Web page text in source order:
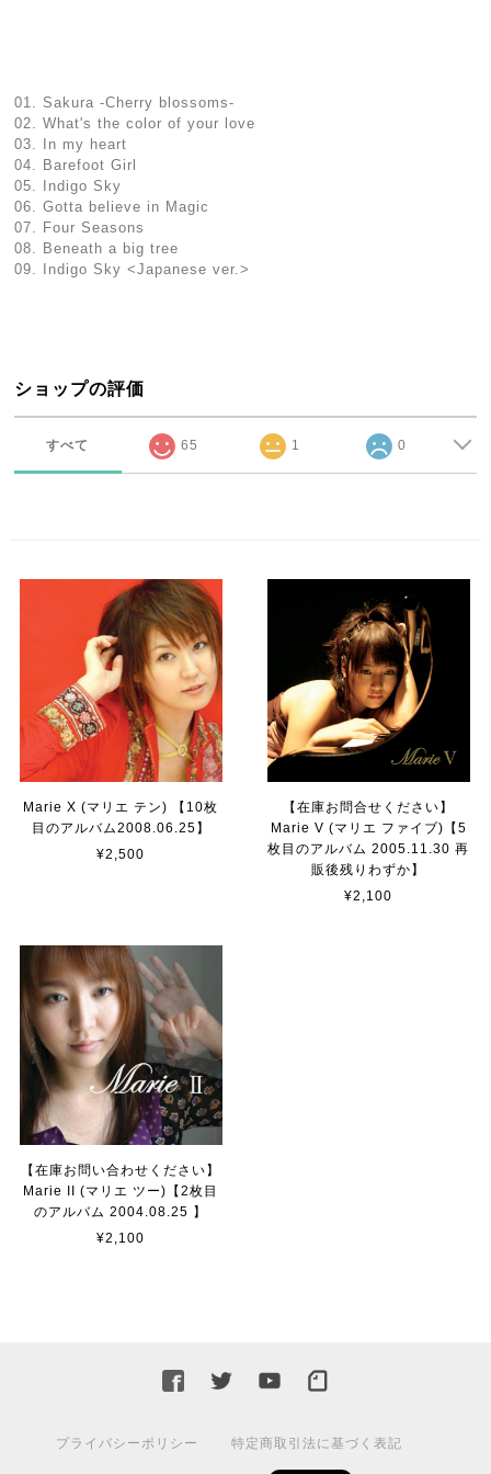
01. Sakura -Cherry blossoms-
02. What's the color of your love
03. In my heart
04. Barefoot Girl
05. Indigo Sky
06. Gotta believe in Magic
07. Four Seasons
08. Beneath a big tree
09. Indigo Sky <Japanese ver.>
ショップの評価
すべて 65 1 0
Marie X (マリエ テン) 【10枚
目のアルバム2008.06.25】
¥2,500
【在庫お問合せください】
Marie V (マリエ ファイブ)【5
枚目のアルバム 2005.11.30 再
販後残りわずか】
¥2,100
【在庫お問い合わせください】
Marie II (マリエ ツー)【2枚目
のアルバム 2004.08.25 】
¥2,100
プライバシーポリシー 特定商取引法に基づく表記